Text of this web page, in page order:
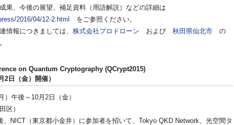
果、今後の展望、補足資料（用語解説）などの詳細は
2016/04/12-2.html
をご参照ください。
情報につきましては、 株式会社プロドローン および 秋田県仙北市 の
on Quantum Cryptography (QCrypt2015)
2日（金）開催）
）午後～10月2日（金）
区）
、NICT（東京都小金井）に参加者を招いて、Tokyo QKD Network、光空間タ